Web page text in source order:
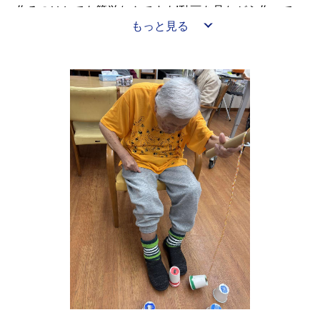
作るのはとても簡単なんですよ!動画を見ながら作って
頂き「難しい！」と言いながらも上手に皆様仕上がって
美味しいプリンを召し上がっていただいたりして楽しい
1日を過ごせました☺️
もっと見る